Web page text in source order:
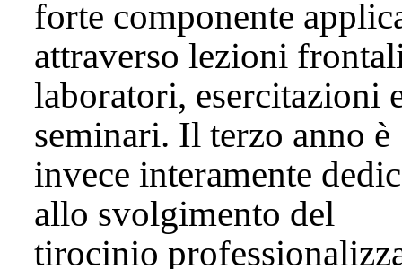
forte componente
attraverso lezioni
laboratori, esercitazioni
seminari. Il terzo anno è
invece interamente
allo svolgimento del
tirocinio